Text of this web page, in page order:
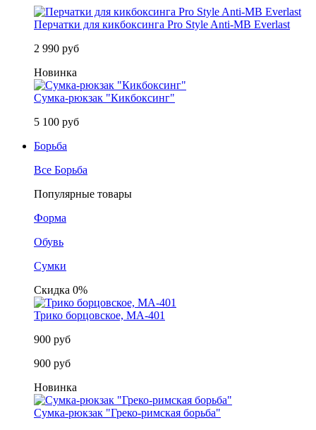
Перчатки для кикбоксинга Pro Style Anti-MB Everlast
2 990 руб
Новинка
Сумка-рюкзак "Кикбоксинг"
5 100 руб
Борьба
Все Борьба
Популярные товары
Форма
Обувь
Сумки
Скидка 0%
Трико борцовское, MA-401
900 руб
900 руб
Новинка
Сумка-рюкзак "Греко-римская борьба"